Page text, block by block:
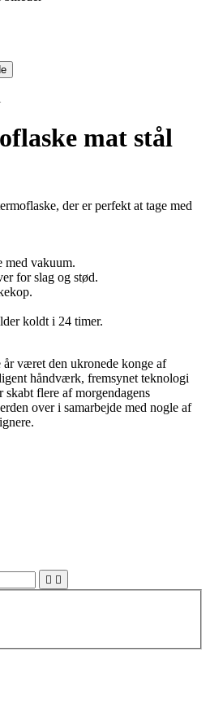
mat stål
der er perfekt at tage med
med vakuum.
for slag og stød.
koldt i 24 timer.
været den ukronede konge af
håndværk, fremsynet teknologi
skabt flere af morgendagens
over i samarbejde med nogle af
 